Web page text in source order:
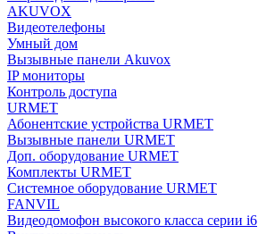
AKUVOX
Видеотелефоны
Умный дом
Вызывные панели Akuvox
IP мониторы
Контроль доступа
URMET
Абонентские устройства URMET
Вызывные панели URMET
Доп. оборудование URMET
Комплекты URMET
Системное оборудование URMET
FANVIL
Видеодомофон высокого класса серии i6